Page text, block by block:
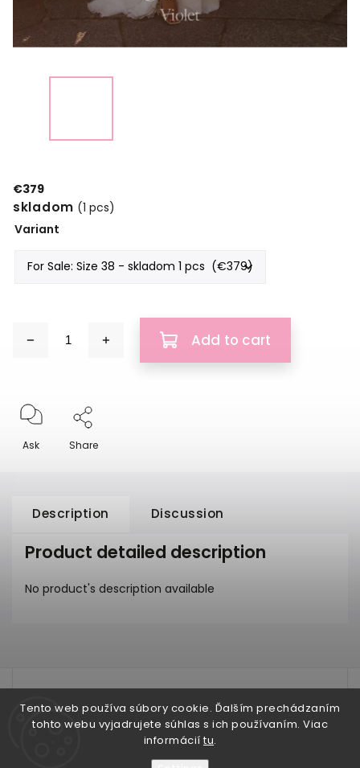
Tento web používa súbory cookie. Ďalším prechádzaním
tohto webu vyjadrujete súhlas s ich používaním. Viac
informácií tu.
€379
skladom (1 pcs)
Variant
Add to cart
Ask Share
Description Discussion
Product detailed description
No product's description available
test